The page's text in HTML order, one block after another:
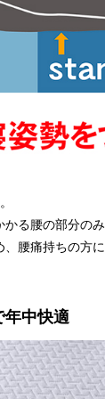
る腰の部分の
腰痛持ちの方に
年中快適